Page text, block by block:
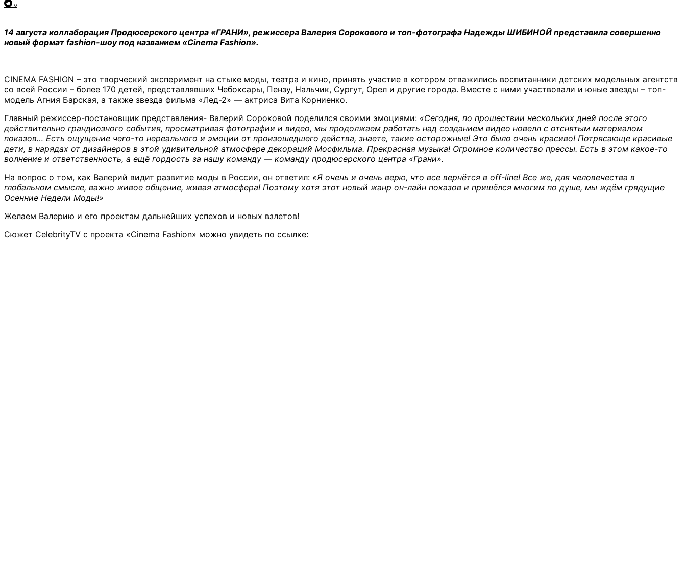
0
14 августа коллаборация Продюсерского центра «ГРАНИ», режиссера Валерия Сорокового и топ-фотографа Надежды ШИБИНОЙ представила совершенно
новый формат fashion-шоу под названием «Cinema Fashion».
CINEMA FASHION – это творческий эксперимент на стыке моды, театра и кино, принять участие в котором отважились воспитанники детских модельных агентств
со всей России – более 170 детей, представлявших Чебоксары, Пензу, Нальчик, Сургут, Орел и другие города. Вместе с ними участвовали и юные звезды – топ-
модель Агния Барская, а также звезда фильма «Лед-2» — актриса Вита Корниенко.
Главный режиссер-постановщик представления- Валерий Сороковой поделился своими эмоциями: «Сегодня, по прошествии нескольких дней после этого
действительно грандиозного события, просматривая фотографии и видео, мы продолжаем работать над созданием видео новелл с отснятым материалом
показов… Есть ощущение чего-то нереального и эмоции от произошедшего действа, знаете, такие осторожные! Это было очень красиво! Потрясающе красивые
дети, в нарядах от дизайнеров в этой удивительной атмосфере декораций Мосфильма. Прекрасная музыка! Огромное количество прессы. Есть в этом какое-то
волнение и ответственность, а ещё гордость за нашу команду — команду продюсерского центра «Грани».
На вопрос о том, как Валерий видит развитие моды в России, он ответил: «Я очень и очень верю, что все вернётся в off-line! Все же, для человечества в
глобальном смысле, важно живое общение, живая атмосфера! Поэтому хотя этот новый жанр он-лайн показов и пришёлся многим по душе, мы ждём грядущие
Осенние Недели Моды!»
Желаем Валерию и его проектам дальнейших успехов и новых взлетов!
Сюжет CelebrityTV с проекта «Cinema Fashion» можно увидеть по ссылке: